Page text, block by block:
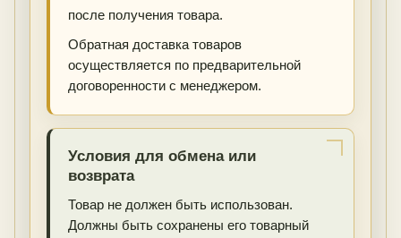
после получения товара.
Обратная доставка товаров
осуществляется по предварительной
договоренности с менеджером.
Условия для обмена или
возврата
Товар не должен быть использован.
Должны быть сохранены его товарный